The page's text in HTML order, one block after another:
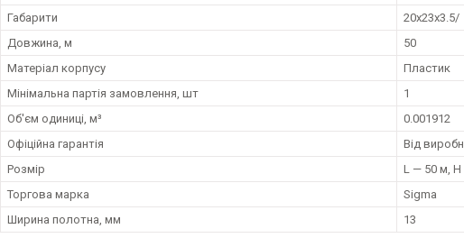
Габарити
20x23x3.5/
Довжина, м
50
Матеріал корпусу
Пластик
Мінімальна партія замовлення, шт
1
Об'єм одиниці, м³
0.001912
Офіційна гарантія
Від
Розмір
L — 50 м,
Торгова марка
Sigma
Ширина полотна, мм
13